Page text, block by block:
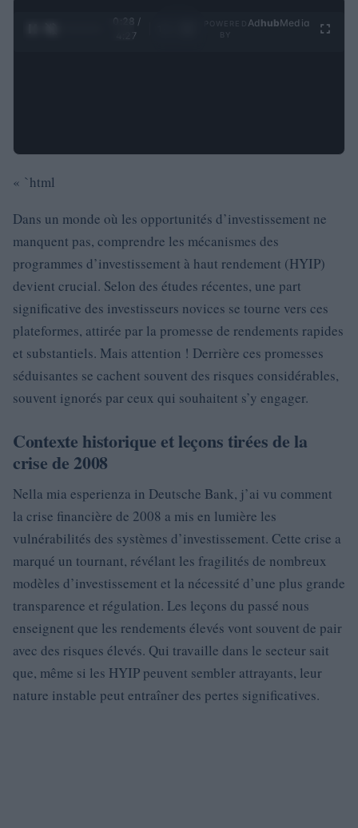
0:29 /
4:27
Ad hubMedia
« `html
Dans un monde où les opportunités d’investissement ne
manquent pas, comprendre les mécanismes des
programmes d’investissement à haut rendement (HYIP)
devient crucial. Selon des études récentes, une part
significative des investisseurs novices se tourne vers ces
plateformes, attirée par la promesse de rendements rapides
et substantiels. Mais attention ! Derrière ces promesses
séduisantes se cachent souvent des risques considérables,
souvent ignorés par ceux qui souhaitent s’y engager.
Contexte historique et leçons tirées de la
crise de 2008
Nella mia esperienza in Deutsche Bank, j’ai vu comment
la crise financière de 2008 a mis en lumière les
vulnérabilités des systèmes d’investissement. Cette crise a
marqué un tournant, révélant les fragilités de nombreux
modèles d’investissement et la nécessité d’une plus grande
transparence et régulation. Les leçons du passé nous
enseignent que les rendements élevés vont souvent de pair
avec des risques élevés. Qui travaille dans le secteur sait
que, même si les HYIP peuvent sembler attrayants, leur
nature instable peut entraîner des pertes significatives.